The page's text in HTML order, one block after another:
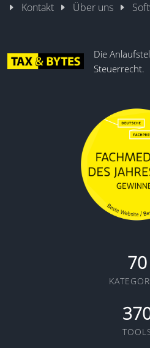
Kontakt Über uns
Die
Steuerrecht.
70